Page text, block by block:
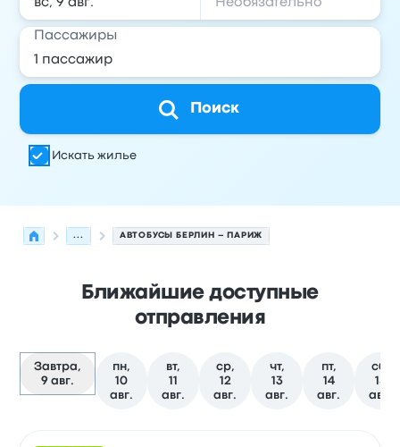
Пассажиры
Поиск
Искать жилье
... АВТОБУСЫ БЕРЛИН – ПАРИЖ
Ближайшие доступные
отправления
Завтра,
9 авг.
пн,
10
авг.
вт,
11
авг.
ср,
12
авг.
чт,
13
авг.
пт,
14
авг.
сб,
15
авг.